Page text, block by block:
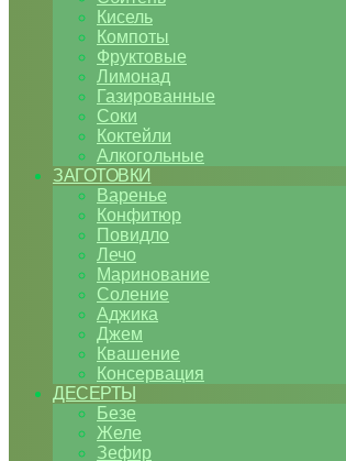
Кисель
Компоты
Фруктовые
Лимонад
Газированные
Соки
Коктейли
Алкогольные
ЗАГОТОВКИ
Варенье
Конфитюр
Повидло
Лечо
Маринование
Соление
Аджика
Джем
Квашение
Консервация
ДЕСЕРТЫ
Безе
Желе
Зефир